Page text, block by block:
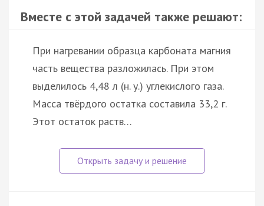
Вместе с этой задачей также решают:
При нагревании образца карбоната магния
часть вещества разложилась. При этом
выделилось 4,48 л (н. у.) углекислого газа.
Масса твёрдого остатка составила 33,2 г.
Этот остаток раств…